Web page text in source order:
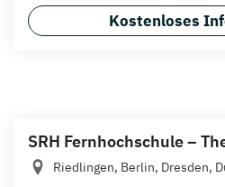
Kostenloses
SRH Fernhochschule –
Riedlingen, Berlin, Dresden,